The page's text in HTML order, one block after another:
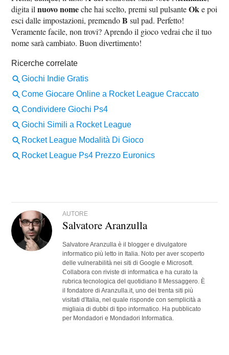
digita ilnuovo nomeche hai scelto, premi sul pulsanteOke poi
esci dalle impostazioni, premendoB sul pad. Perfetto!
Veramente facile, non trovi? Aprendo il gioco vedrai che il tuo
nome sarà cambiato. Buon divertimento!
AUTORE
Salvatore Aranzulla
Salvatore Aranzulla è il blogger e divulgatore
informatico più letto in Italia. Noto per aver scoperto
delle vulnerabilità nei siti di Google e Microsoft.
Collabora con riviste di informatica e ha curato la
rubrica tecnologica del quotidiano Il Messaggero. È
il fondatore di Aranzulla.it, uno dei trenta siti più
visitati d'Italia, nel quale risponde con semplicità a
migliaia di dubbi di tipo informatico. Ha pubblicato
per Mondadori e Mondadori Informatica.